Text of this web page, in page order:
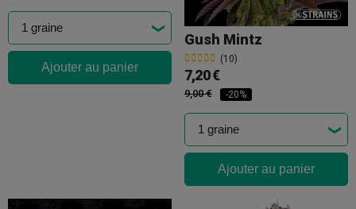
Ajouter au panier
Gush Mintz
(10)
7,20 €
9,00 € -20%
Ajouter au panier